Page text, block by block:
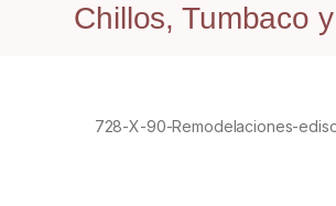
Chillos, Tumbaco